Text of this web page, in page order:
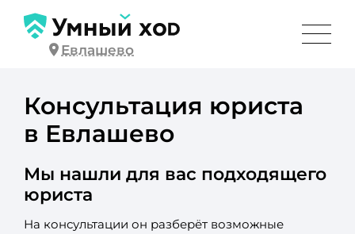
Евлашево
Консультация юриста
в Евлашево
Мы нашли для вас подходящего
юриста
На консультации он разберёт возможные